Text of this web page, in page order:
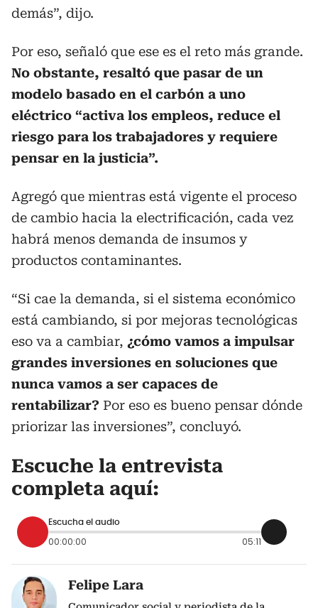
demás”, dijo.
Por eso, señaló que ese es el reto más grande.
No obstante, resaltó que pasar de un
modelo basado en el carbón a uno
eléctrico “activa los empleos, reduce el
riesgo para los trabajadores y requiere
pensar en la justicia”.
Agregó que mientras está vigente el proceso
de cambio hacia la electrificación, cada vez
habrá menos demanda de insumos y
productos contaminantes.
“Si cae la demanda, si el sistema económico
está cambiando, si por mejoras tecnológicas
eso va a cambiar, ¿cómo vamos a impulsar
grandes inversiones en soluciones que
nunca vamos a ser capaces de
rentabilizar? Por eso es bueno pensar dónde
priorizar las inversiones”, concluyó.
Escuche la entrevista
completa aquí:
Escucha el audio
00:00:00 05:11
Felipe Lara